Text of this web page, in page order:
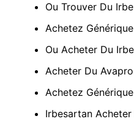
Ou Trouver Du
Achetez
Ou Acheter Du
Acheter Du
Achetez
Irbesartan Acheter